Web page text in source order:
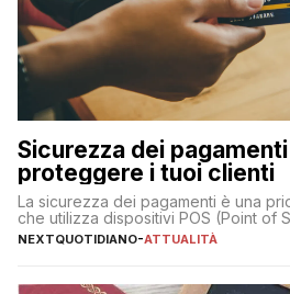
Sicurezza dei
proteggere i tuoi clienti
La sicurezza dei pagamenti è una
che utilizza dispositivi POS (Point of
NEXTQUOTIDIANO-ATTUALITÀ